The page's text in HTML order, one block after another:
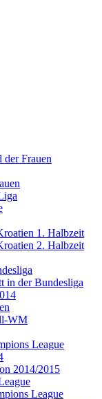
der Frauen
1. Halbzeit
2. Halbzeit
in der Bundesliga
WM
League
2014/2015
League